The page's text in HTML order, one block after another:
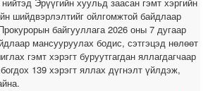
Эрүүгийн хуульд заасан гэмт хэргийн
шийдвэрлэлтийг ойлгомжтой байдлаар
байгууллага 2026 оны 7 дугаар
мансууруулах бодис, сэтгэцэд нөлөөт
гэмт хэрэгт буруутгагдан яллагдагчаар
139 хэрэгт яллах дүгнэлт үйлдэж,